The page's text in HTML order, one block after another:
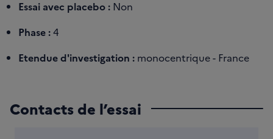
Essai avec placebo : Non
Phase :4
Etendue d'investigation : monocentrique - France
Contacts de l’essai